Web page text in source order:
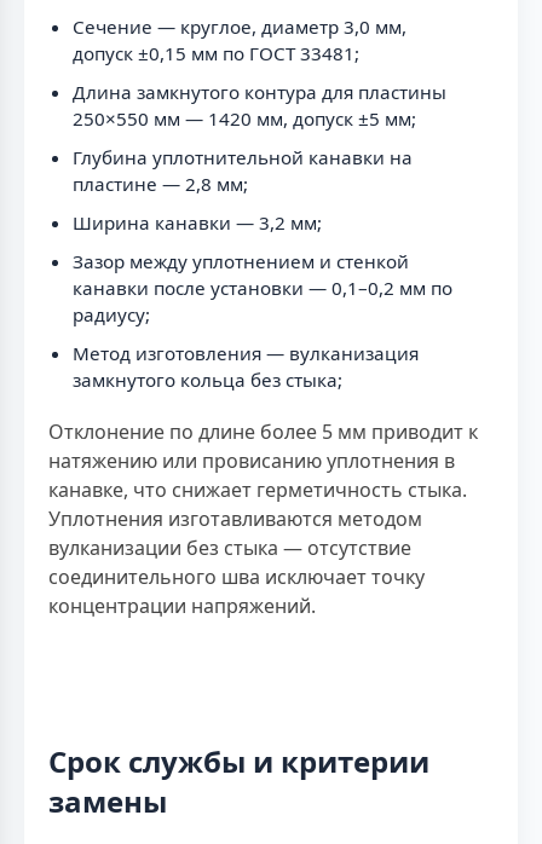
Сечение — круглое, диаметр 3,0 мм,
допуск ±0,15 мм по ГОСТ 33481;
Длина замкнутого контура для пластины
250×550 мм — 1420 мм, допуск ±5 мм;
Глубина уплотнительной канавки на
пластине — 2,8 мм;
Ширина канавки — 3,2 мм;
Зазор между уплотнением и стенкой
канавки после установки — 0,1–0,2 мм по
радиусу;
Метод изготовления — вулканизация
замкнутого кольца без стыка;
Отклонение по длине более 5 мм приводит к
натяжению или провисанию уплотнения в
канавке, что снижает герметичность стыка.
Уплотнения изготавливаются методом
вулканизации без стыка — отсутствие
соединительного шва исключает точку
концентрации напряжений.
Срок службы и критерии
замены